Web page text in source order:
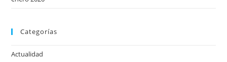
Categorías
Actualidad